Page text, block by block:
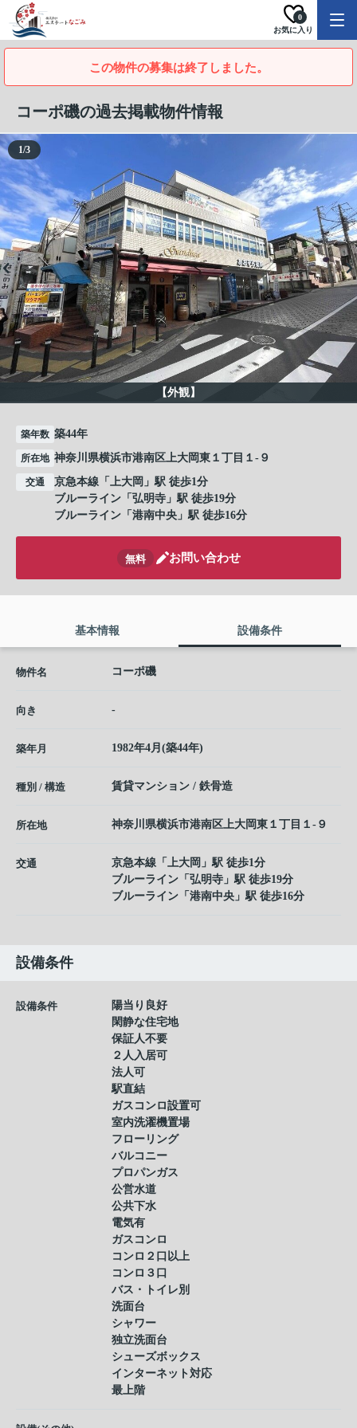
お気に入り
0
この物件の募集は終了しました。
コーポ磯の過去掲載物件情報
【外観】
1/3
築年数 築44年
所在地 神奈川県横浜市港南区上大岡東１丁目１-９
交通 京急本線 「 上大岡 」駅 徒歩1分
ブルーライン 「 弘明寺 」駅 徒歩19分
ブルーライン 「 港南中央 」駅 徒歩16分
無料 お問い合わせ
基本情報 設備条件
物件名 コーポ磯
向き -
築年月 1982年4月(築44年)
種別 / 構造 賃貸マンション / 鉄骨造
所在地 神奈川県横浜市港南区上大岡東 １丁目１-９
交通 京急本線 「 上大岡 」駅 徒歩1分
ブルーライン 「 弘明寺 」駅 徒歩19分
ブルーライン 「 港南中央 」駅 徒歩16分
設備条件
設備条件
陽当り良好
閑静な住宅地
保証人不要
２人入居可
法人可
駅直結
ガスコンロ設置可
室内洗濯機置場
フローリング
バルコニー
プロパンガス
公営水道
公共下水
電気有
ガスコンロ
コンロ２口以上
コンロ３口
バス・トイレ別
洗面台
シャワー
独立洗面台
シューズボックス
インターネット対応
最上階